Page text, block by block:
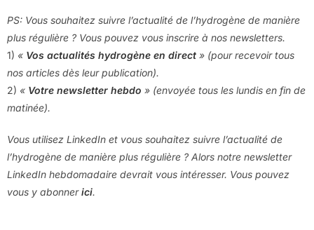
PS: Vous souhaitez suivre l’actualité de l’hydrogène de manière
plus régulière ? Vous pouvez vous inscrire à nos newsletters.
1) « Vos actualités hydrogène en direct » (pour recevoir tous
nos articles dès leur publication).
2) « Votre newsletter hebdo » (envoyée tous les lundis en fin de
matinée).
Vous utilisez LinkedIn et vous souhaitez suivre l’actualité de
l’hydrogène de manière plus régulière ? Alors notre newsletter
LinkedIn hebdomadaire devrait vous intéresser. Vous pouvez
vous y abonnerici.